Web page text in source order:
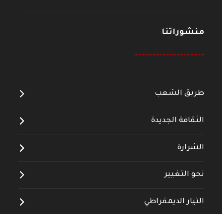
منشوراتنا
--------------------
طريق الشعب
الثقافة الجديدة
الشرارة
نحو التغيير
التيار الديمقراطي